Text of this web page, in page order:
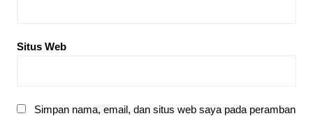
Situs Web
Simpan nama, email, dan situs web saya pada peramban